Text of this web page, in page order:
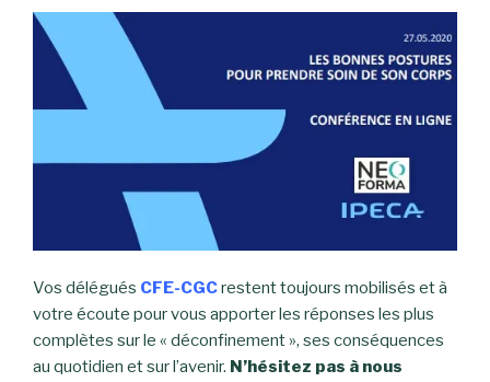
Vos délégués CFE-CGCrestent toujours mobilisés et à
votre écoute pour vous apporter les réponses les plus
complètes sur le « déconfinement », ses conséquences
au quotidien et sur l’avenir. N’hésitez pas à nous